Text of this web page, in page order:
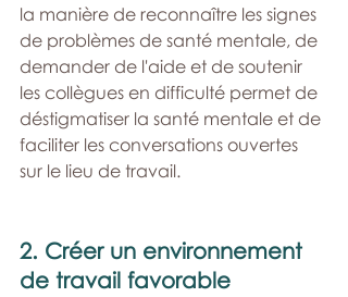
la manière de reconnaître les signes
de problèmes de santé mentale, de
demander de l'aide et de soutenir
les collègues en difficulté permet de
déstigmatiser la santé mentale et de
faciliter les conversations ouvertes
sur le lieu de travail.
2. Créer un environnement
de travail favorable